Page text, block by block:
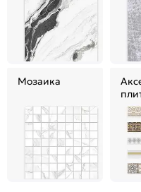
Мозаика